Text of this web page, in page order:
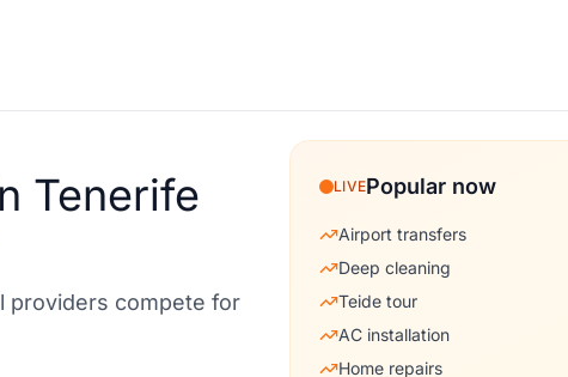
Tenerife
providers compete for
LIVEPopular now
Airport transfers
Deep cleaning
Teide tour
AC installation
Home repairs